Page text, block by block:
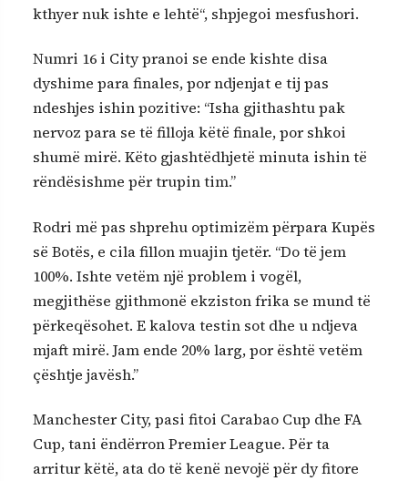
kthyer nuk ishte e lehtë“, shpjegoi mesfushori.
Numri 16 i City pranoi se ende kishte disa
dyshime para finales, por ndjenjat e tij pas
ndeshjes ishin pozitive: “Isha gjithashtu pak
nervoz para se të filloja këtë finale, por shkoi
shumë mirë. Këto gjashtëdhjetë minuta ishin të
rëndësishme për trupin tim.”
Rodri më pas shprehu optimizëm përpara Kupës
së Botës, e cila fillon muajin tjetër. “Do të jem
100%. Ishte vetëm një problem i vogël,
megjithëse gjithmonë ekziston frika se mund të
përkeqësohet. E kalova testin sot dhe u ndjeva
mjaft mirë. Jam ende 20% larg, por është vetëm
çështje javësh.”
Manchester City, pasi fitoi Carabao Cup dhe FA
Cup, tani ëndërron Premier League. Për ta
arritur këtë, ata do të kenë nevojë për dy fitore